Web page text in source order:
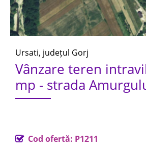
Ursati, județul Gorj
Vânzare teren
mp - strada
Cod ofertă: P1211